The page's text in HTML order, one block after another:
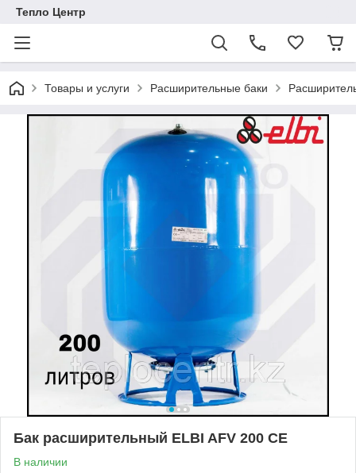
Тепло Центр
Товары и услуги Расширительные баки
Бак расширительный ELBI AFV 200 CE
В наличии